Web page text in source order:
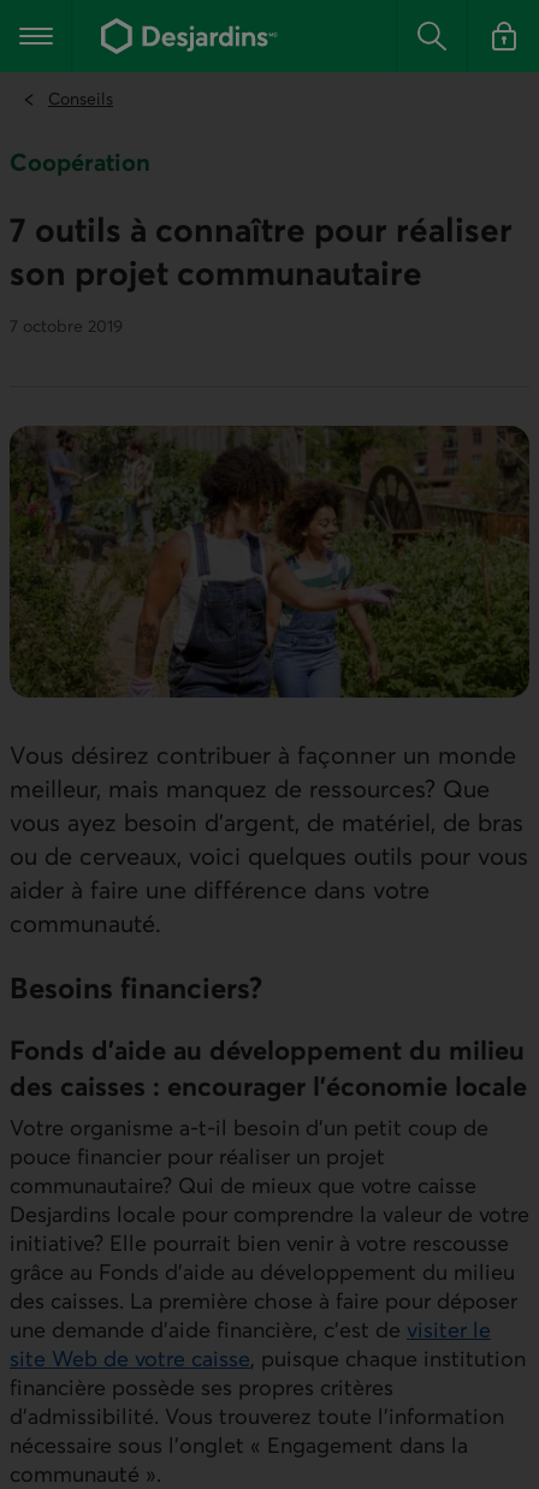
contenu
Menu principal Rechercher
Se
Conseils
Coopération
7 outils à connaître pour réaliser
son projet commu­nautaire
7 octobre 2019
Vous désirez contribuer à façonner un monde
meilleur, mais manquez de ressources? Que
vous ayez besoin d'argent, de matériel, de bras
ou de cerveaux, voici quelques outils pour vous
aider à faire une différence dans votre
communauté.
Besoins financiers?
Fonds d’aide au développe­ment du milieu
des caisses : encourager l’économie locale
Votre organisme a-t-il besoin d’un petit coup de
pouce financier pour réaliser un projet
communautaire? Qui de mieux que votre caisse
Desjardins locale pour comprendre la valeur de votre
initiative? Elle pourrait bien venir à votre rescousse
grâce au Fonds d’aide au développement du milieu
des caisses. La première chose à faire pour déposer
une demande d’aide financière, c’est de visiter le
site Web de votre caisse, puisque chaque institution
financière possède ses propres critères
d’admissibilité. Vous trouverez toute l’information
nécessaire sous l’onglet « Engagement dans la
communauté ».